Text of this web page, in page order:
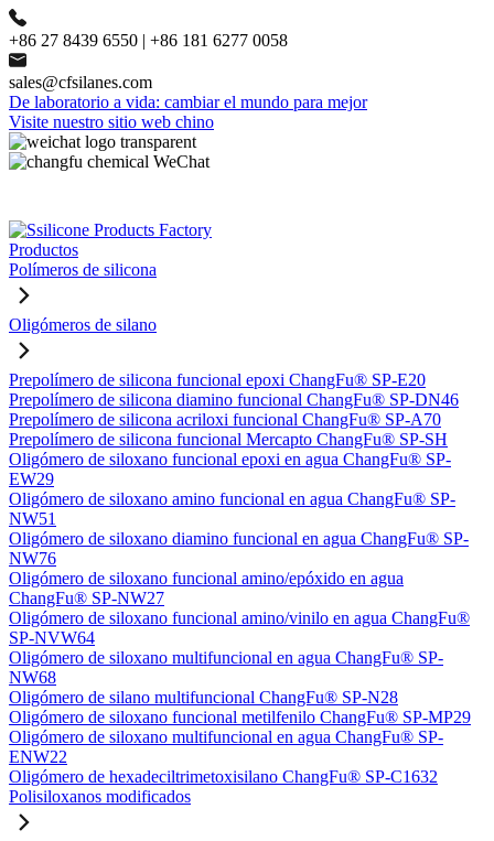
+86 27 8439 6550 | +86 181 6277 0058
sales@cfsilanes.com
De laboratorio a vida: cambiar el mundo para mejor
Visite nuestro sitio web chino
Productos
Polímeros de silicona
Oligómeros de silano
Prepolímero de silicona funcional epoxi ChangFu® SP-E20
Prepolímero de silicona diamino funcional ChangFu® SP-DN46
Prepolímero de silicona acriloxi funcional ChangFu® SP-A70
Prepolímero de silicona funcional Mercapto ChangFu® SP-SH
Oligómero de siloxano funcional epoxi en agua ChangFu® SP-
EW29
Oligómero de siloxano amino funcional en agua ChangFu® SP-
NW51
Oligómero de siloxano diamino funcional en agua ChangFu® SP-
NW76
Oligómero de siloxano funcional amino/epóxido en agua
ChangFu® SP-NW27
Oligómero de siloxano funcional amino/vinilo en agua ChangFu®
SP-NVW64
Oligómero de siloxano multifuncional en agua ChangFu® SP-
NW68
Oligómero de silano multifuncional ChangFu® SP-N28
Oligómero de siloxano funcional metilfenilo ChangFu® SP-MP29
Oligómero de siloxano multifuncional en agua ChangFu® SP-
ENW22
Oligómero de hexadeciltrimetoxisilano ChangFu® SP-C1632
Polisiloxanos modificados